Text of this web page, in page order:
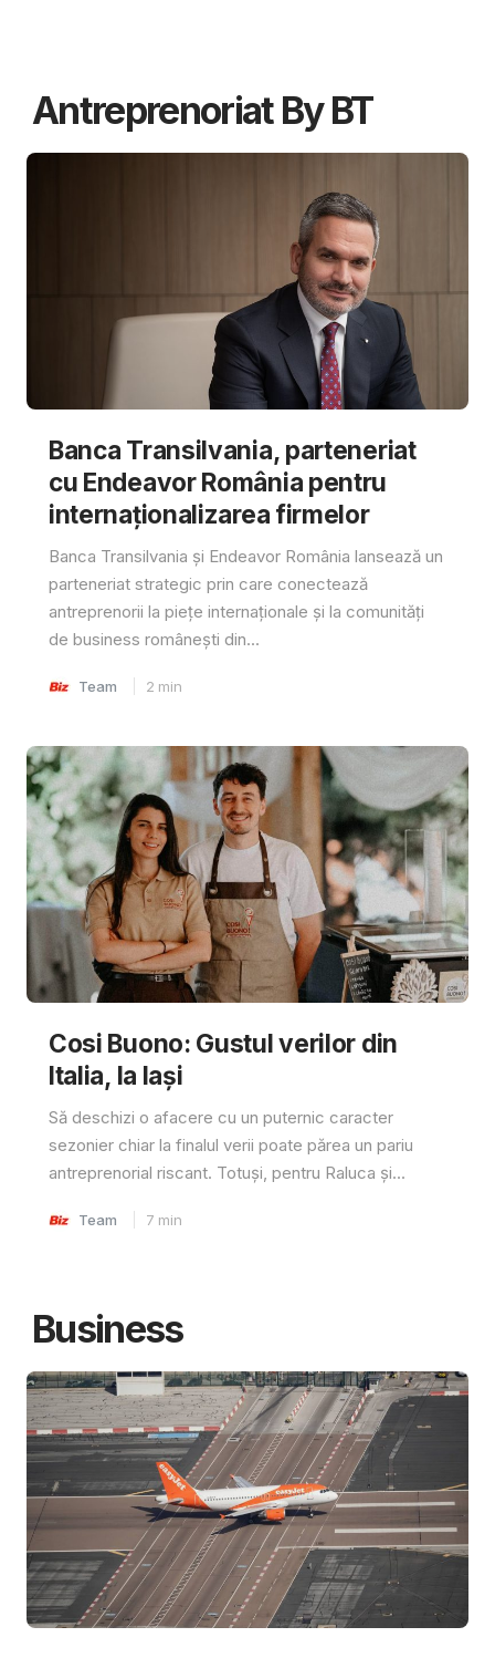
Antreprenoriat By BT
Banca Transilvania, parteneriat
cu Endeavor România pentru
internaționalizarea firmelor
Banca Transilvania și Endeavor România lansează un
parteneriat strategic prin care conectează
antreprenorii la piețe internaționale și la comunități
de business românești din...
Team 2 min
Cosi Buono: Gustul verilor din
Italia, la Iași
Să deschizi o afacere cu un puternic caracter
sezonier chiar la finalul verii poate părea un pariu
antreprenorial riscant. Totuși, pentru Raluca și...
Team 7 min
Business